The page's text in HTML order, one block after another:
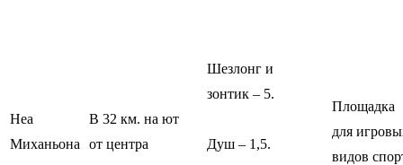
Неа
Миханьона
В 32 км. на ют
от центра
Шезлонг и
зонтик – 5.
Душ – 1,5.
Площадка
для
видов